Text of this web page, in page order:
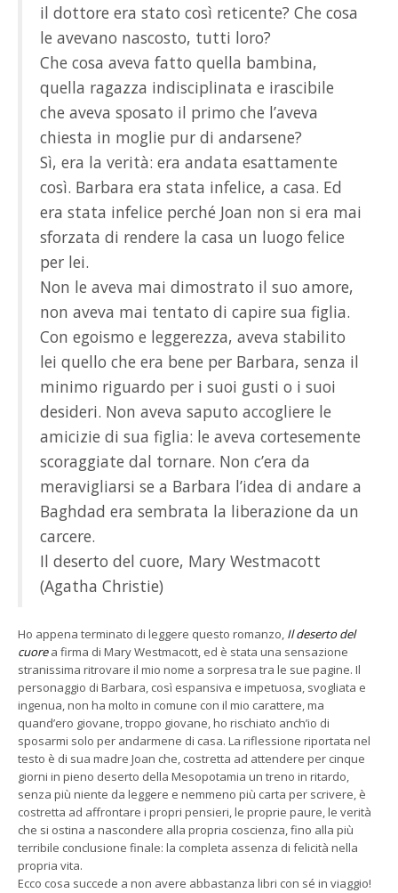
il dottore era stato così reticente? Che cosa
le avevano nascosto, tutti loro?
Che cosa aveva fatto quella bambina,
quella ragazza indisciplinata e irascibile
che aveva sposato il primo che l’aveva
chiesta in moglie pur di andarsene?
Sì, era la verità: era andata esattamente
così. Barbara era stata infelice, a casa. Ed
era stata infelice perché Joan non si era mai
sforzata di rendere la casa un luogo felice
per lei.
Non le aveva mai dimostrato il suo amore,
non aveva mai tentato di capire sua figlia.
Con egoismo e leggerezza, aveva stabilito
lei quello che era bene per Barbara, senza il
minimo riguardo per i suoi gusti o i suoi
desideri. Non aveva saputo accogliere le
amicizie di sua figlia: le aveva cortesemente
scoraggiate dal tornare. Non c’era da
meravigliarsi se a Barbara l’idea di andare a
Baghdad era sembrata la liberazione da un
carcere.
Il deserto del cuore, Mary Westmacott
(Agatha Christie)
Ho appena terminato di leggere questo romanzo, Il deserto del
cuorea firma di Mary Westmacott, ed è stata una sensazione
stranissima ritrovare il mio nome a sorpresa tra le sue pagine. Il
personaggio di Barbara, così espansiva e impetuosa, svogliata e
ingenua, non ha molto in comune con il mio carattere, ma
quand’ero giovane, troppo giovane, ho rischiato anch’io di
sposarmi solo per andarmene di casa. La riflessione riportata nel
testo è di sua madre Joan che, costretta ad attendere per cinque
giorni in pieno deserto della Mesopotamia un treno in ritardo,
senza più niente da leggere e nemmeno più carta per scrivere, è
costretta ad affrontare i propri pensieri, le proprie paure, le verità
che si ostina a nascondere alla propria coscienza, fino alla più
terribile conclusione finale: la completa assenza di felicità nella
propria vita.
Ecco cosa succede a non avere abbastanza libri con sé in viaggio!